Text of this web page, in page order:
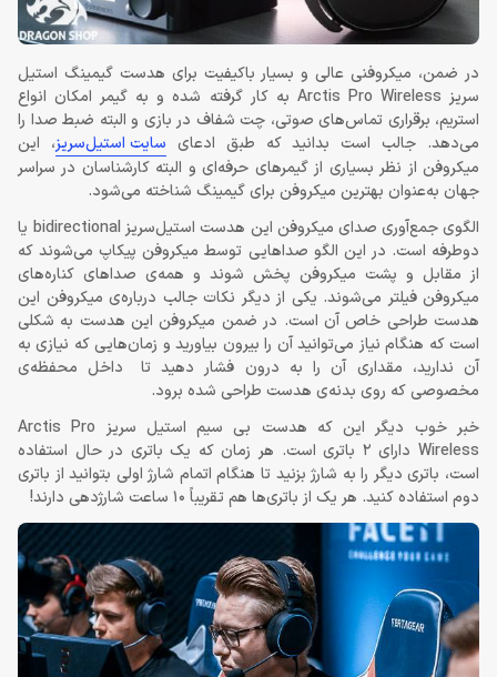
در ضمن، میکروفنی عالی و بسیار باکیفیت برای هدست گیمینگ استیل
سریز Arctis Pro Wireless به کار گرفته شده و به گیمر امکان انواع
استریم، برقراری تماس‌های صوتی، چت شفاف در بازی و البته ضبط صدا را
می‌دهد. جالب است بدانید که طبق ادعای سایت استیل‌سریز، این
میکروفن از نظر بسیاری از گیمرهای حرفه‌ای و البته کارشناسان در سراسر
جهان به‌عنوان بهترین میکروفن برای گیمینگ شناخته می‌شود.
الگوی جمع‌آوری صدای میکروفن این هدست استیل‌سریز bidirectional یا
دوطرفه است. در این الگو صداهایی توسط میکروفن پیکاپ می‌شوند که
از مقابل و پشت میکروفن پخش شوند و همه‌ی صداهای کناره‌های
میکروفن فیلتر می‌شوند. یکی از دیگر نکات جالب درباره‌ی میکروفن این
هدست طراحی خاص آن است. در ضمن میکروفن این هدست به شکلی
است که هنگام نیاز می‌توانید آن را بیرون بیاورید و زمان‌هایی که نیازی به
آن ندارید، مقداری آن را به درون فشار دهید تا داخل محفظه‌ی
مخصوصی که روی بدنه‌ی هدست طراحی شده برود.
خبر خوب دیگر این که هدست بی سیم استیل سریز Arctis Pro
Wireless دارای 2 باتری است. هر زمان که یک باتری در حال استفاده
است، باتری دیگر را به شارژ بزنید تا هنگام اتمام شارژ اولی بتوانید از باتری
دوم استفاده کنید. هر یک از باتری‌ها هم تقریباً 10 ساعت شارژدهی دارند!